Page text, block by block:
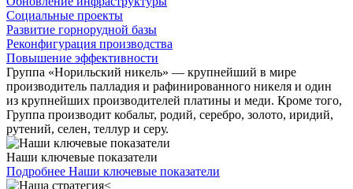
Социальные проекты
Развитие горнорудной базы
Реконфигурация производства
Повышение эффективности
Группа «Норильский никель» — крупнейший в мире
производитель палладия и рафинированного никеля и один
из крупнейших производителей платины и меди. Кроме того,
Группа производит кобальт, родий, серебро, золото, иридий,
рутений, селен, теллур и серу.
Наши ключевые показатели
Подробнее Наши ключевые показатели